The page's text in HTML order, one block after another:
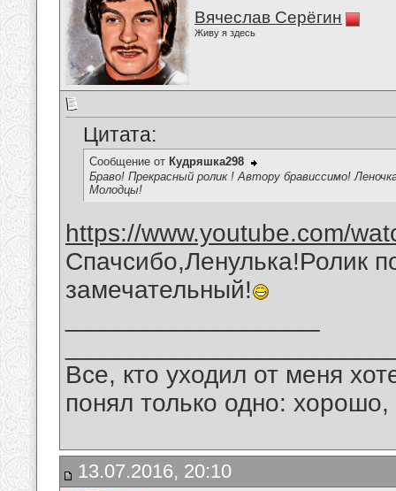
Вячеслав Серёгин
Живу я здесь
Цитата:
Сообщение от Кудряшка298
Браво! Прекрасный ролик ! Автору брависсимо!
Молодцы!
https://www.youtube.com/
Спачсибо,Ленулька!Ролик
замечательный!
Все, кто уходил от меня
понял только одно:
13.07.2016, 20:10